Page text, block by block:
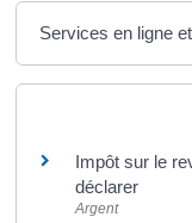
Services en ligne
Impôt sur le
déclarer
Argent